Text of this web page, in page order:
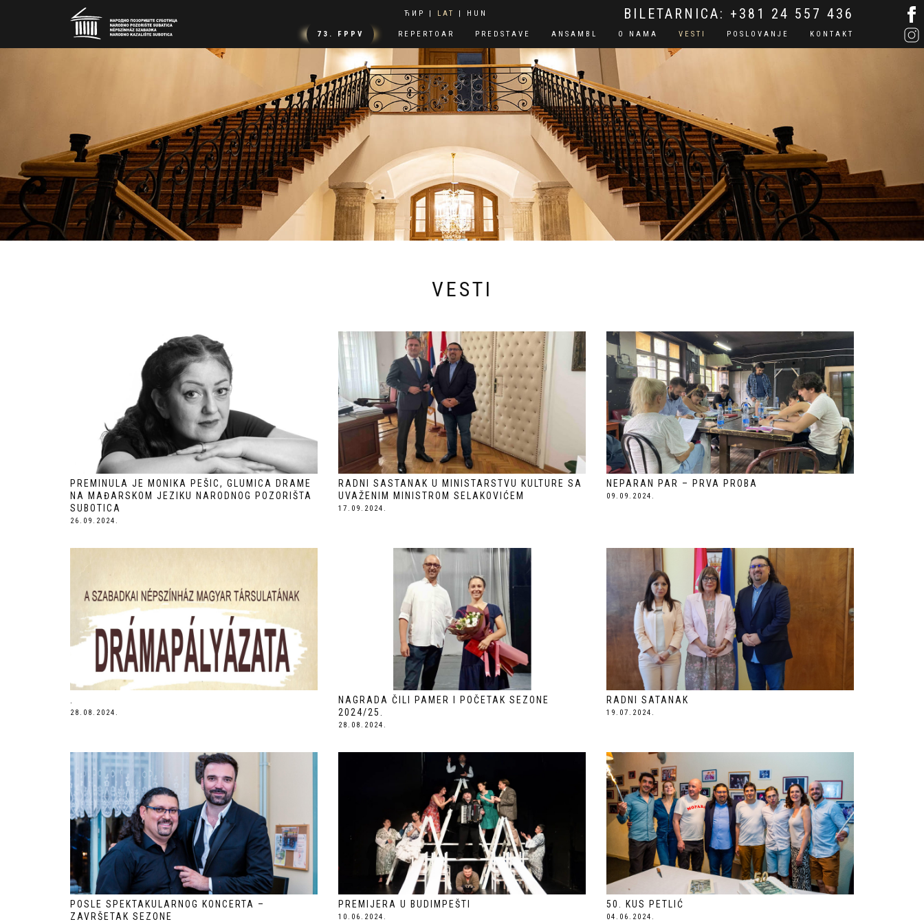
73. FPPV REPERTOAR PREDSTAVE ANSAMBL O NAMA VESTI POSLOVANJE KONTAKT
BILETARNICA: +381 24 557 436
ЋИР | LAT | HUN
VESTI
PREMINULA JE MONIKA PEŠIC, GLUMICA DRAME
NA MAĐARSKOM JEZIKU NARODNOG POZORIŠTA
SUBOTICA
26.09.2024.
RADNI SASTANAK U MINISTARSTVU KULTURE SA
UVAŽENIM MINISTROM SELAKOVIĆEM
17.09.2024.
NEPARAN PAR – PRVA PROBA
09.09.2024.
28.08.2024.
NAGRADA ČILI PAMER I POČETAK SEZONE
2024/25.
28.08.2024.
RADNI SATANAK
19.07.2024.
POSLE SPEKTAKULARNOG KONCERTA –
ZAVRŠETAK SEZONE
PREMIJERA U BUDIMPEŠTI
10.06.2024.
50. KUS PETLIĆ
04.06.2024.